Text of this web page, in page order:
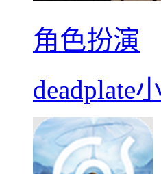
角色扮演
deadplate